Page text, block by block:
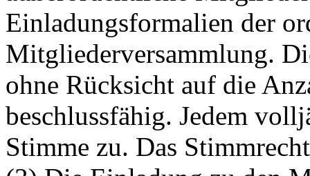
Einladungsformalien der
Mitgliederversammlung.
ohne Rücksicht auf die
beschlussfähig. Jedem
Stimme zu. Das